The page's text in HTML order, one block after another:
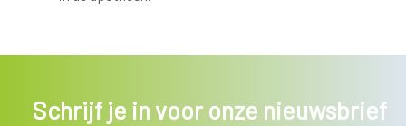
Schrijf je in voor onze nieuwsbrief